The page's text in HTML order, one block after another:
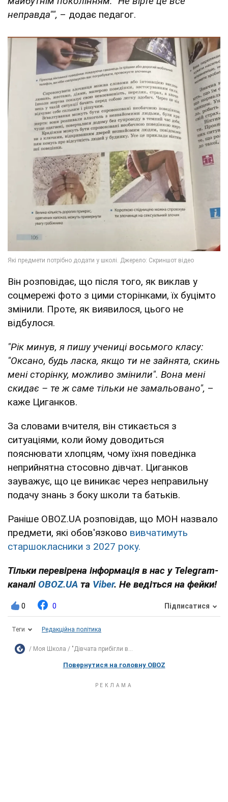
неправда"", – додає педагог.
Він розповідає, що після того, як виклав у
соцмережі фото з цими сторінками, їх буцімто
змінили. Проте, як виявилося, цього не
відбулося.
"Рік минув, я пишу учениці восьмого класу:
"Оксано, будь ласка, якщо ти не зайнята, скинь
мені сторінку, можливо змінили". Вона мені
скидає – те ж саме тільки не замальовано", –
каже Циганков.
За словами вчителя, він стикається з
ситуаціями, коли йому доводиться
пояснювати хлопцям, чому їхня поведінка
неприйнятна стосовно дівчат. Циганков
зауважує, що це виникає через неправильну
подачу знань з боку школи та батьків.
Раніше OBOZ.UA розповідав, що МОН назвало
предмети, які обов'язково вивчатимуть
старшокласники з 2027 року.
Тільки перевірена інформація в нас у Telegram-
каналі OBOZ.UA та Viber. Не ведіться на фейки!
0 0 Підписатися
Теги Редакційна політика
Моя Школа "Дівчата прибігли в...
Повернутися на головну OBOZ